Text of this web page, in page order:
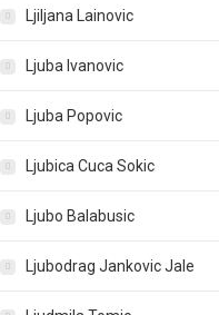
Ljiljana Lainovic
Ljuba Ivanovic
Ljuba Popovic
Ljubica Cuca Sokic
Ljubo Balabusic
Ljubodrag Jankovic Jale